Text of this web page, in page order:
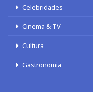
Celebridades
Cinema & TV
Cultura
Gastronomia